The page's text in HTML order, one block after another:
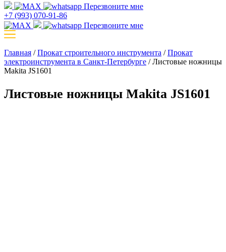
Перезвоните мне
+7 (993) 070-91-86
Перезвоните мне
Главная /Прокат строительного инструмента /Прокат
электроинструмента в Санкт-Петербурге /Листовые ножницы
Makita JS1601
Листовые ножницы Makita JS1601